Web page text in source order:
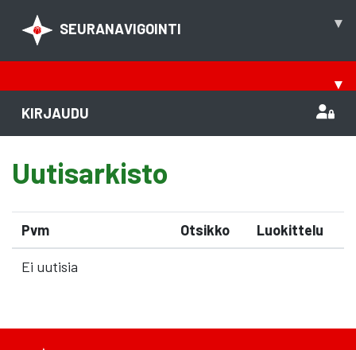
SEURANAVIGOINTI ▾
▾
KIRJAUDU
Uutisarkisto
Pvm Otsikko Luokittelu
Ei uutisia